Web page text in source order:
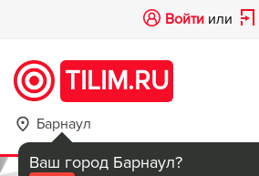
Войти или
TILIM.RU
Барнаул
Ваш город Барнаул?